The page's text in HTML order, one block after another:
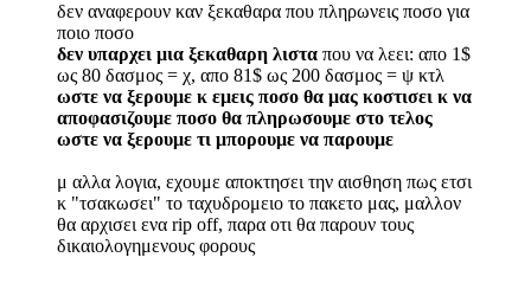
δεν αναφερουν καν ξεκαθαρα που πληρωνεις ποσο για
ποιο ποσο
δεν υπαρχει μια ξεκαθαρη λιστα που να λεει: απο 1$
ως 80 δασμος = χ, απο 81$ ως 200 δασμος = ψ κτλ
ωστε να ξερουμε κ εμεις ποσο θα μας κοστισει κ να
αποφασιζουμε ποσο θα πληρωσουμε στο τελος
ωστε να ξερουμε τι μπορουμε να παρουμε
μ αλλα λογια, εχουμε αποκτησει την αισθηση πως ετσι
κ "τσακωσει" το ταχυδρομειο το πακετο μας, μαλλον
θα αρχισει ενα rip off, παρα οτι θα παρουν τους
δικαιολογημενους φορους